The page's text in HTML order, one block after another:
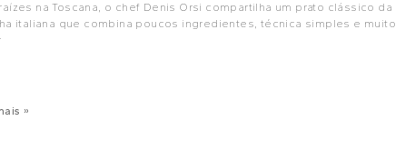
na Toscana, o chef Denis Orsi compartilha um prato clássico da
italiana que combina poucos ingredientes, técnica simples e muito
»